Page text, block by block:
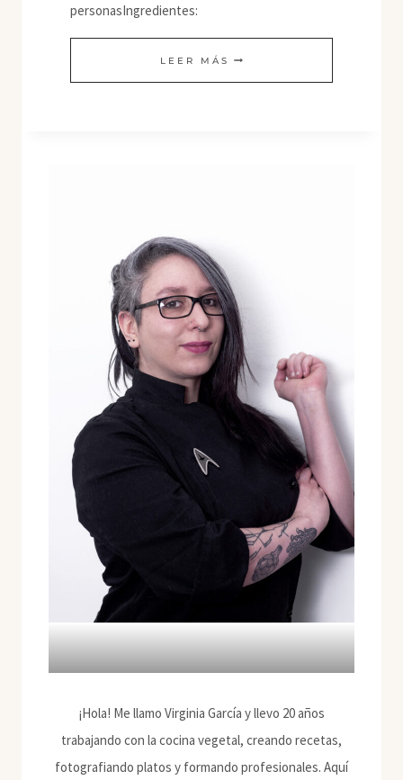
personasIngredientes:
LEER MÁS GOULASH
VEGANO
¡Hola! Me llamo Virginia García y llevo 20 años
trabajando con la cocina vegetal, creando recetas,
fotografiando platos y formando profesionales. Aquí